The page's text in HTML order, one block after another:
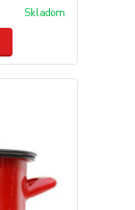
Skladom